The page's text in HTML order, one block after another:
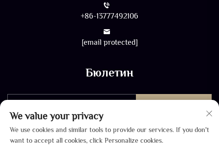
+86-13777492106
[email protected]
Бюлетин
We value your privacy
We use cookies and similar tools to provide our services. If you don't
want to accept all cookies, click Personalize cookies.